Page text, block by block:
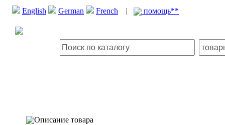
English German French | помощь**
Описание товара